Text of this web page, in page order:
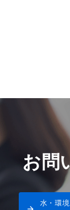
お問
水・環